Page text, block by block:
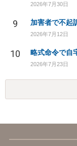
2026年7月30日
9 加害者で不起
2026年7月12日
10 略式命令で自
2026年7月23日